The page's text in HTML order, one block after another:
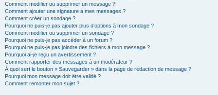
Comment modifier ou supprimer un message ?
Comment ajouter une signature à mes messages ?
Comment créer un sondage ?
Pourquoi ne puis-je pas ajouter plus d’options à mon sondage ?
Comment modifier ou supprimer un sondage ?
Pourquoi ne puis-je pas accéder à un forum ?
Pourquoi ne puis-je pas joindre des fichiers à mon message ?
Pourquoi ai-je reçu un avertissement ?
Comment rapporter des messages à un modérateur ?
À quoi sert le bouton « Sauvegarder » dans la page de rédaction de message ?
Pourquoi mon message doit être validé ?
Comment remonter mon sujet ?